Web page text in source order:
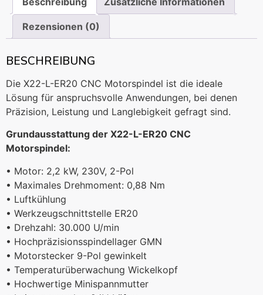
Rezensionen (0)
BESCHREIBUNG
Die X22-L-ER20 CNC Motorspindel ist die ideale
Lösung für anspruchsvolle Anwendungen, bei denen
Präzision, Leistung und Langlebigkeit gefragt sind.
Grundausstattung der X22-L-ER20 CNC
Motorspindel:
• Motor: 2,2 kW, 230V, 2-Pol
• Maximales Drehmoment: 0,88 Nm
• Luftkühlung
• Werkzeugschnittstelle ER20
• Drehzahl: 30.000 U/min
• Hochpräzisionsspindellager GMN
• Motorstecker 9-Pol gewinkelt
• Temperaturüberwachung Wickelkopf
• Hochwertige Minispannmutter